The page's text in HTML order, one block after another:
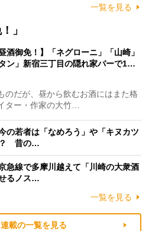
一覧を見る
」
酒御免！】「ネグローニ」「山崎」
タン」新宿三丁目の隠れ家バーで1…
だが、昼から飲むお酒にはまた格
ー・作家の大竹…
の若者は「なめろう」や「キヌカツ
？ 昔の…
急線で多摩川越えて「川崎の大衆酒
るノス…
一覧を見る
載の一覧を見る